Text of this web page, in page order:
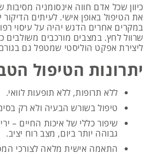
כיוון שכל אדם חווה אינסומניה
את הטיפול באופן אישי. לעיתים הדיקור
במקרים אחרים הדגש יהיה על עיסוי
שרוול לחץ. במצבים מורכבים משולבים
ליצירת אפקט הוליסטי שמטפל גם
יתרונות הטיפול
ללא תרופות, ללא תופעות לוואי.
טיפול בשורש הבעיה ולא רק
שיפור כללי של איכות החיים –
גבוהה יותר ביום, מצב רוח יציב.
התאמה אישית מלאה לצורכי